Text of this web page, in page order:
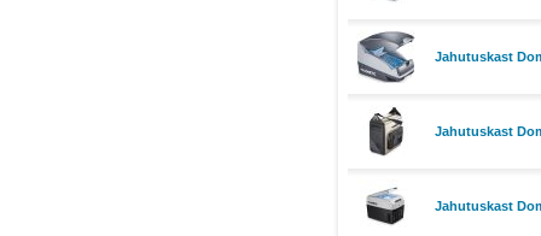
Jahutuskast
Jahutuskast
Jahutuskast